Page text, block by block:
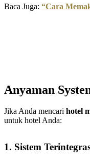
Baca Juga: “Cara
Anyaman
Jika Anda mencari hotel
untuk hotel Anda:
1. Sistem